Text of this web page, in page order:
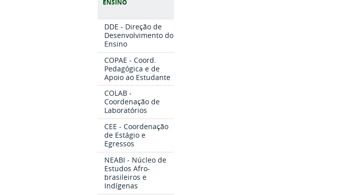
ENSINO
DDE - Direção de
Desenvolvimento do
Ensino
COPAE - Coord.
Pedagógica e de
Apoio ao Estudante
COLAB -
Coordenação de
Laboratórios
CEE - Coordenação
de Estágio e
Egressos
NEABI - Núcleo de
Estudos Afro-
brasileiros e
Indígenas